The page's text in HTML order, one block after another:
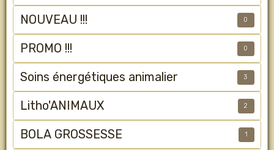
NOUVEAU !!! 0
PROMO !!! 0
Soins énergétiques animalier 3
Litho'ANIMAUX 2
BOLA GROSSESSE 1